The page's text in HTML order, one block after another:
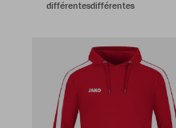
différentesdifférentes